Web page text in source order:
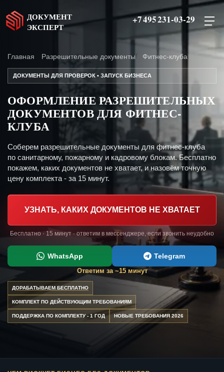
ДОКУМЕНТ
ЭКСПЕРТ
+7 495 231-03-29
Главная Разрешительные документы Фитнес-клуба
ДОКУМЕНТЫ ДЛЯ ПРОВЕРОК • ЗАПУСК БИЗНЕСА
ОФОРМЛЕНИЕ РАЗРЕШИТЕЛЬНЫХ
ДОКУМЕНТОВ ДЛЯ ФИТНЕС-
КЛУБА
Соберем разрешительные документы для фитнес-клуба
по санитарному, пожарному и кадровому блокам. Бесплатно
покажем, каких документов не хватает, и назовём точную
цену комплекта - за 15 минут.
УЗНАТЬ, КАКИХ ДОКУМЕНТОВ НЕ ХВАТАЕТ
Бесплатно · 15 минут · ответим в мессенджере, если звонить неудобно
WhatsApp Telegram
Ответим за ~15 минут
ДОРАБАТЫВАЕМ БЕСПЛАТНО
КОМПЛЕКТ ПО ДЕЙСТВУЮЩИМ ТРЕБОВАНИЯМ
ПОДДЕРЖКА ПО КОМПЛЕКТУ - 1 ГОД НОВЫЕ ТРЕБОВАНИЯ 2026